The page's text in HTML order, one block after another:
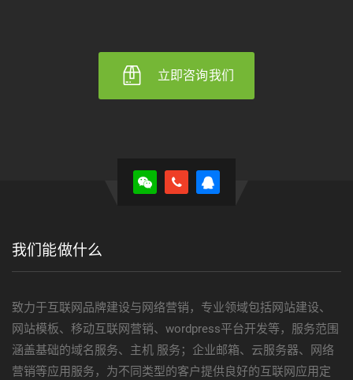
立即咨询我们
我们能做什么
致力于互联网品牌建设与网络营销，专业领域包括网站建设、
网站模板、移动互联网营销、wordpress平台开发等，服务范围
涵盖基础的域名服务、主机 服务；企业邮箱、云服务器、网络
营销等应用服务，为不同类型的客户提供良好的互联网应用定